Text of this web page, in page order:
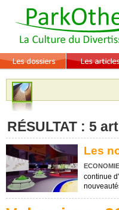
RÉSULTAT : 5
Les
ECONOMIE
continue